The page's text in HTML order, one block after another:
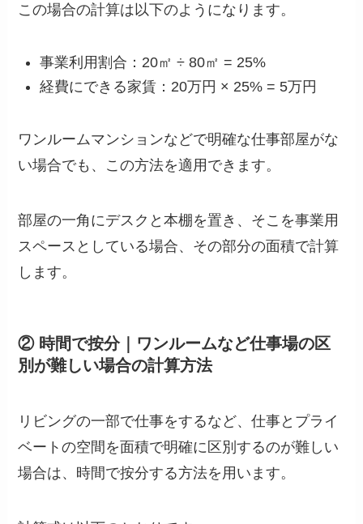
この場合の計算は以下のようになります。
事業利用割合：20㎡ ÷ 80㎡ = 25%
経費にできる家賃：20万円 × 25% = 5万円
ワンルームマンションなどで明確な仕事部屋がな
い場合でも、この方法を適用できます。
部屋の一角にデスクと本棚を置き、そこを事業用
スペースとしている場合、その部分の面積で計算
します。
② 時間で按分｜ワンルームなど仕事場の区
別が難しい場合の計算方法
リビングの一部で仕事をするなど、仕事とプライ
ベートの空間を面積で明確に区別するのが難しい
場合は、時間で按分する方法を用います。